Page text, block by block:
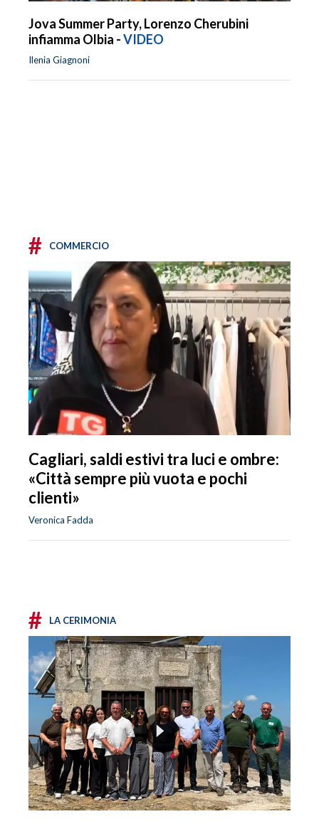
Jova Summer Party, Lorenzo Cherubini
infiamma Olbia -VIDEO
Ilenia Giagnoni
# COMMERCIO
Cagliari, saldi estivi tra luci e ombre:
«Città sempre più vuota e pochi
clienti»
Veronica Fadda
# LA CERIMONIA